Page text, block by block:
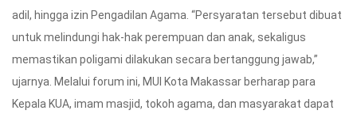
adil, hingga izin Pengadilan Agama. “Persyaratan tersebut dibuat
untuk melindungi hak-hak perempuan dan anak, sekaligus
memastikan poligami dilakukan secara bertanggung jawab,”
ujarnya. Melalui forum ini, MUI Kota Makassar berharap para
Kepala KUA, imam masjid, tokoh agama, dan masyarakat dapat